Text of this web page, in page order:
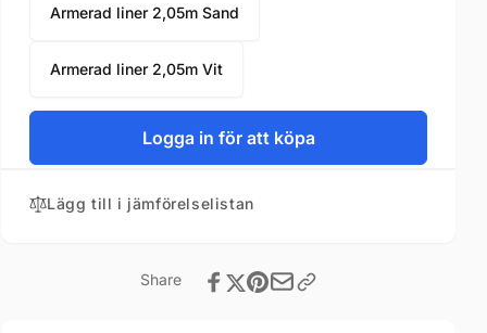
Armerad liner 2,05m Sand
Armerad liner 2,05m Vit
Logga in för att köpa
Lägg till i jämförelselistan
Share